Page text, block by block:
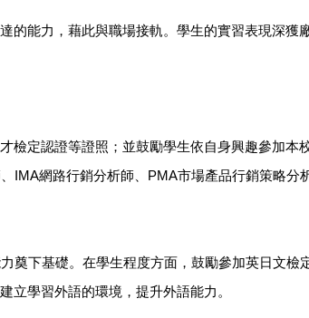
能力，藉此與職場接軌。學生的實習表現深獲
檢定認證等證照；並鼓勵學生依自身興趣參加本
IMA網路行銷分析師、PMA市場產品行銷策略分
奠下基礎。在學生程度方面，鼓勵參加英日文檢
立學習外語的環境，提升外語能力。